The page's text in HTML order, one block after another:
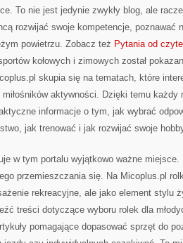
To nie jest jedynie zwykły blog, ale
rozwijać swoje kompetencje, poznawać
powietrzu. Zobacz też Pytania od
kołowych i zimowych został
skupia się na tematach, które
aktywności. Dzięki temu każdy
informacje o tym, jak wybrać
jak trenować i jak rozwijać swoje
w tym portalu wyjątkowo ważne
przemieszczania się. Na Micoplus.pl
rekreacyjne, ale jako element stylu
treści dotyczące wyboru rolek dla
pomagające dopasować sprzęt do